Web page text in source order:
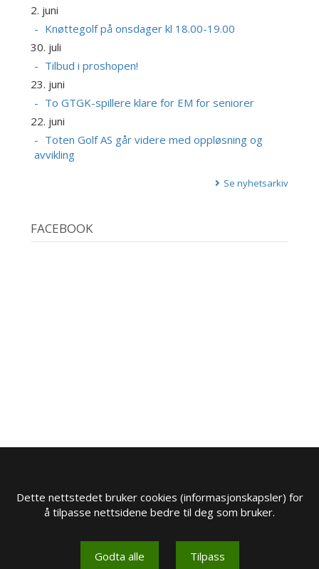
2. juni
Knøttegolf på onsdager kl 18.00-19.00
30. juli
Tilbud i proshopen!
23. juni
To GTGK-spillere klare for EM for seniorer
22. juni
Toten Golf AS går videre med oppløsning og
avvikling
Se nyhetsarkiv
FACEBOOK
Dette nettstedet bruker cookies (informasjonskapsler) for
å tilpasse nettsidene bedre til deg som bruker.
Godta alle Tilpass